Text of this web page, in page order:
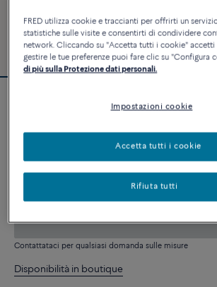
5 040 €
PERSONALIZZA
AGGIUNGI AL CARRELLO
Contattataci per qualsiasi domanda sulle misure
Disponibilità in boutique
FRED utilizza cookie e traccianti per offrirti un
statistiche sulle visite e consentirti di condividere
network. Cliccando su "Accetta tutti i cookie" accetti
gestire le tue preferenze puoi fare clic su "Configura
di più sulla Protezione dati personali.
Impostazioni cookie
Rifiuta tutti
Accetta tutti i cookie